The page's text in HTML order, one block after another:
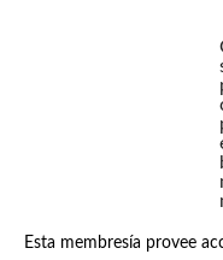
Esta membresía provee